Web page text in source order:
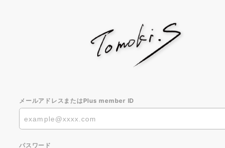
メールアドレスまたはPlus member ID
パスワード